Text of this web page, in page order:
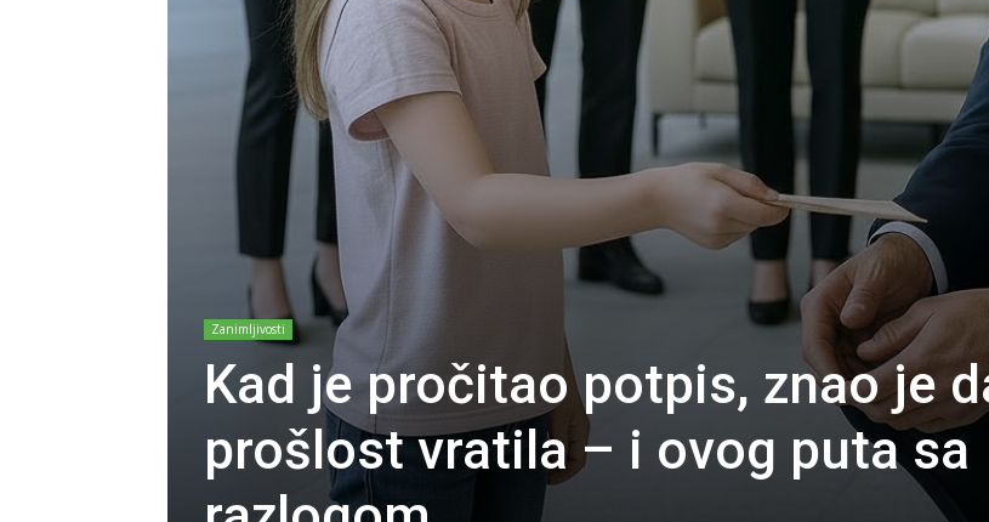
Zanimljivosti
Kad je pročitao potpis, znao je
prošlost vratila – i ovog puta sa